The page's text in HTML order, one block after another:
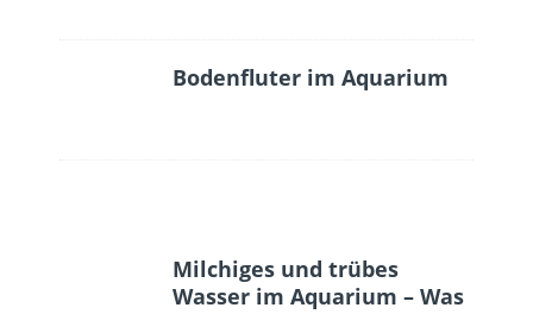
Bodenfluter im Aquarium
Milchiges und trübes
Wasser im Aquarium – Was